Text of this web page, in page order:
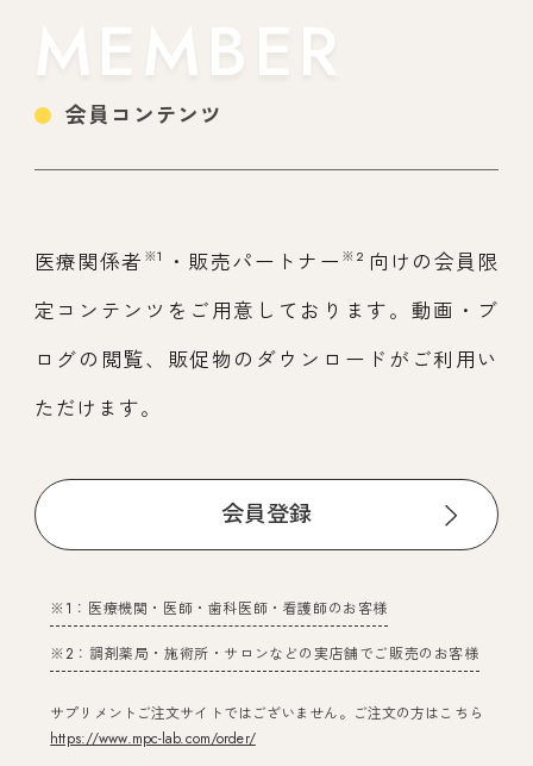
MEMBER
会員コンテンツ
医療関係者 ※1 ・販売パートナー※2 向けの会員限
定コンテンツをご用意しております。動画・ブ
ログの閲覧、販促物のダウンロードがご利用い
ただけます。
会員登録
※1：医療機関・医師・歯科医師・看護師のお客様
※2：調剤薬局・施術所・サロンなどの実店舗でご販売のお客様
サプリメントご注文サイトではございません。ご注文の方はこちら
https://www.mpc-lab.com/order/